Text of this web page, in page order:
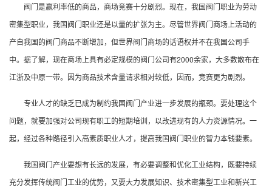
阀门是赢利率低的商品，商场竞赛十分剧烈。现在，我国阀门职业为劳动
密集型职业，我国阀门职业还是以量的扩张为主。尽管世界阀门商场上活动的
产自我国的阀门商品不断增加，但世界阀门商场的话语权并不在我国公司手
中。据了解，现在商场上具有必定规模的阀门公司有2000余家，大多数散布在
江浙及中原一带。因为商品技术含量请求相对较低，因而，竞赛更为剧烈。
专业人才的缺乏已成为制约我国阀门产业进一步发展的瓶颈。要处理这个
问题，就要加强对公司现有职工的短期培训，以改进现有的人力资源情况。一
起，经过各种路径引入高素质职业人才，提高我国阀门职业的智力本钱要素。
我国阀门产业要想有长远的发展，有必要调整和优化工业结构，既要持续
充分发挥传统阀门工业的优势，又要大力发展知识、技术密集型工业和新兴工